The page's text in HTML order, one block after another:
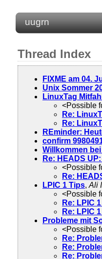
uugrn
Thread Index
FIXME am 04.
Unix Sommer
LinuxTag
<Possible
Re:
Re:
REminder:
confirm
Willkommen
Re: HEADS
<Possible
Re:
LPIC 1 Tips, Ali
<Possible
Re: LPIC
Re: LPIC
Probleme mit
<Possible
Re:
Re:
Re: